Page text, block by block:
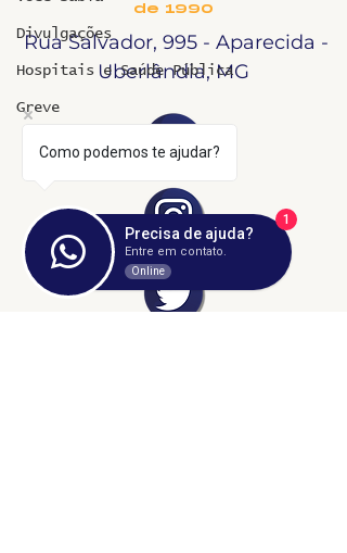
Divulgações
Hospitais e Saúde Pública
Greve
de 1990
Rua Salvador, 995 - Aparecida -
Uberlândia, MG
Como podemos te ajudar?
Precisa de ajuda?
Entre em contato.
Online
1